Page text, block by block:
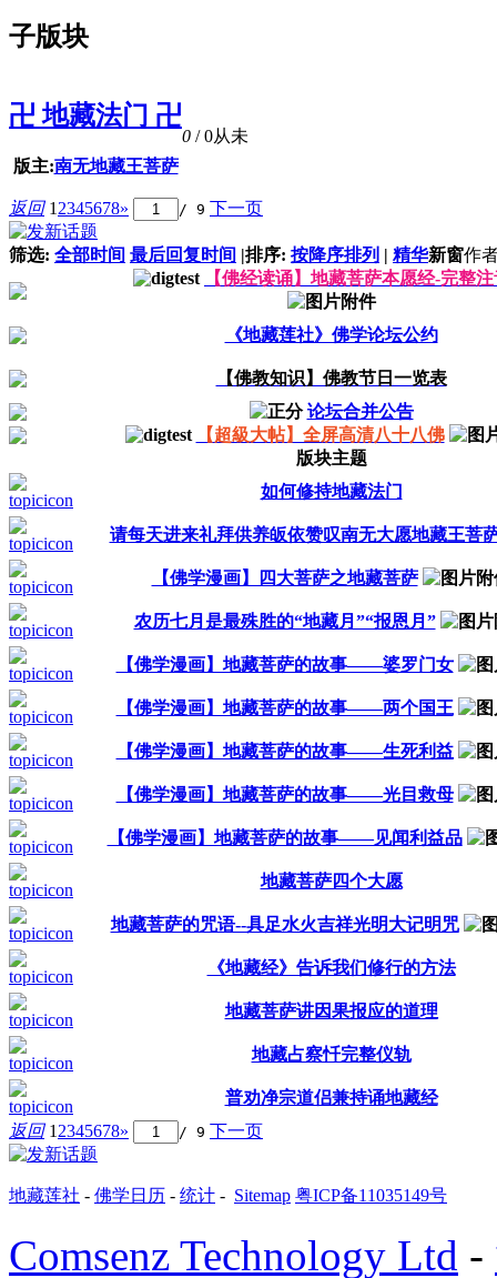
子版块
卍 地藏法门 卍
版主:南无地藏王菩萨
0 / 0从未
返回 1 2345678» / 9 下一页
新窗
筛选: 全部时间 最后回复时间 |排序: 按降序排列 | 精华
作
【佛经读诵】地藏菩萨本愿经-完整
《地藏莲社》佛学论坛公约
【佛教知识】佛教节日一览表
论坛合并公告
【超級大帖】全屏高清八十八佛
版块主题
如何修持地藏法门
请每天进来礼拜供养皈依赞叹南无大愿地藏王菩
【佛学漫画】四大菩萨之地藏菩萨
农历七月是最殊胜的“地藏月”“报恩月”
【佛学漫画】地藏菩萨的故事——婆罗门女
【佛学漫画】地藏菩萨的故事——两个国王
【佛学漫画】地藏菩萨的故事——生死利益
【佛学漫画】地藏菩萨的故事——光目救母
【佛学漫画】地藏菩萨的故事——见闻利益品
地藏菩萨四个大愿
地藏菩萨的咒语--具足水火吉祥光明大记明咒
《地藏经》告诉我们修行的方法
地藏菩萨讲因果报应的道理
地藏占察忏完整仪轨
普劝净宗道侣兼持诵地藏经
返回 1 2345678» / 9 下一页
地藏莲社 - 佛学日历 - 统计 - Sitemap 粤ICP备11035149号
Comsenz Technology Ltd -